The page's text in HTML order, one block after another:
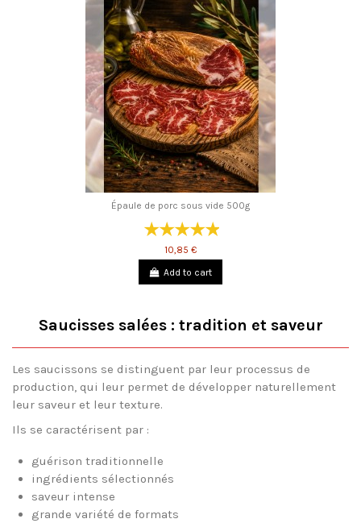
Épaule de porc sous vide 500g
10,85 €
Add to cart
Saucisses salées : tradition et saveur
Les saucissons se distinguent par leur processus de
production, qui leur permet de développer naturellement
leur saveur et leur texture.
Ils se caractérisent par :
guérison traditionnelle
ingrédients sélectionnés
saveur intense
grande variété de formats